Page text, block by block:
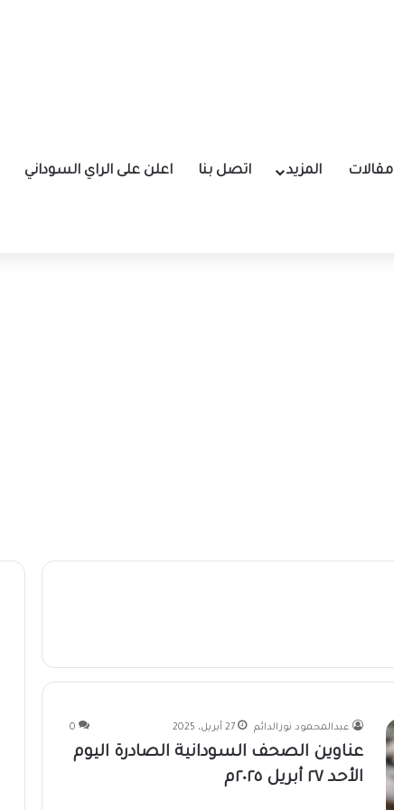
مقالات المزيد اتصل بنا اعلن على الراي السوداني
عبدالمحمود نورالدائم 27 أبريل، 2025 0
عناوين الصحف السودانية الصادرة اليوم
الأحد ٢٧ أبريل ٢٠٢٥م